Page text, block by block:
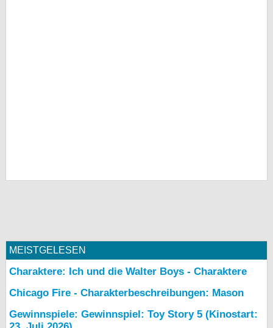
MEISTGELESEN
Charaktere: Ich und die Walter Boys - Charaktere
Chicago Fire - Charakterbeschreibungen: Mason
Gewinnspiele: Gewinnspiel: Toy Story 5 (Kinostart: